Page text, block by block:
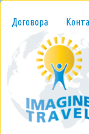
Договора